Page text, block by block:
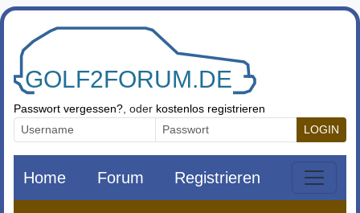
Zum Inhalt springen
Passwort vergessen? , oder kostenlos registrieren
LOGIN
Home Forum Registrieren